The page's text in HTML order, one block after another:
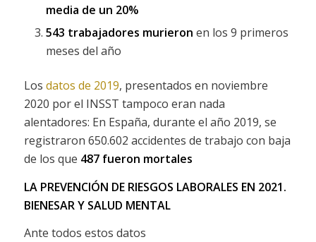
media de un 20%
543 trabajadores murieron en los 9 primeros
meses del año
Los datos de 2019, presentados en noviembre
2020 por el INSST tampoco eran nada
alentadores: En España, durante el año 2019, se
registraron 650.602 accidentes de trabajo con baja
de los que 487 fueron mortales
LA PREVENCIÓN DE RIESGOS LABORALES EN 2021.
BIENESAR Y SALUD MENTAL
Ante todos estos datos